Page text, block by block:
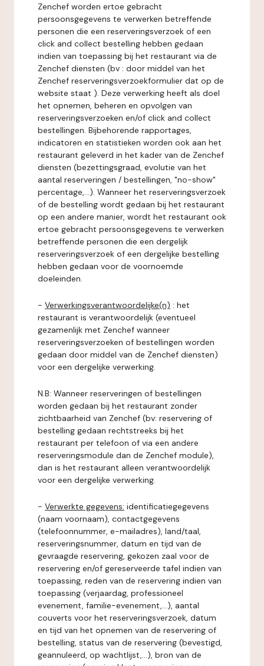
Zenchef worden ertoe gebracht
persoonsgegevens te verwerken betreffende
personen die een reserveringsverzoek of een
click and collect bestelling hebben gedaan
indien van toepassing bij het restaurant via de
Zenchef diensten (bv : door middel van het
Zenchef reserveringsverzoekformulier dat op de
website staat ). Deze verwerking heeft als doel
het opnemen, beheren en opvolgen van
reserveringsverzoeken en/of click and collect
bestellingen. Bijbehorende rapportages,
indicatoren en statistieken worden ook aan het
restaurant geleverd in het kader van de Zenchef
diensten (bezettingsgraad, evolutie van het
aantal reserveringen / bestellingen, "no-show"
percentage,...). Wanneer het reserveringsverzoek
of de bestelling wordt gedaan bij het restaurant
op een andere manier, wordt het restaurant ook
ertoe gebracht persoonsgegevens te verwerken
betreffende personen die een dergelijk
reserveringsverzoek of een dergelijke bestelling
hebben gedaan voor de voornoemde
doeleinden.
- Verwerkingsverantwoordelijke(n) : het
restaurant is verantwoordelijk (eventueel
gezamenlijk met Zenchef wanneer
reserveringsverzoeken of bestellingen worden
gedaan door middel van de Zenchef diensten)
voor een dergelijke verwerking.
N.B: Wanneer reserveringen of bestellingen
worden gedaan bij het restaurant zonder
zichtbaarheid van Zenchef (bv: reservering of
bestelling gedaan rechtstreeks bij het
restaurant per telefoon of via een andere
reserveringsmodule dan de Zenchef module),
dan is het restaurant alleen verantwoordelijk
voor een dergelijke verwerking.
- Verwerkte gegevens: identificatiegegevens
(naam voornaam), contactgegevens
(telefoonnummer, e-mailadres), land/taal,
reserveringsnummer, datum en tijd van de
gevraagde reservering, gekozen zaal voor de
reservering en/of gereserveerde tafel indien van
toepassing, reden van de reservering indien van
toepassing (verjaardag, professioneel
evenement, familie-evenement,...), aantal
couverts voor het reserveringsverzoek, datum
en tijd van het opnemen van de reservering of
bestelling, status van de reservering (bevestigd,
geannuleerd, op wachtlijst,...), bron van de